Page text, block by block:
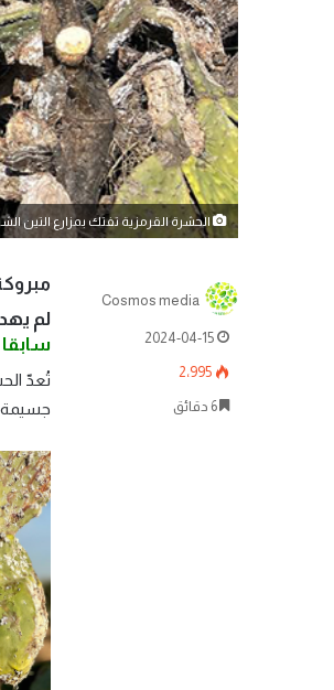
الحشرة القرمزية تفتك بمزارع التين
لم
سابقا
جسيمة
Cosmos media
2024-04-15
2٬995